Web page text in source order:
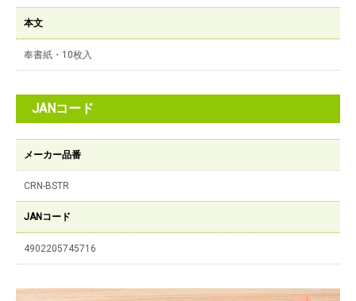
本文
奉書紙・10枚入
JANコード
メーカー品番
CRN-BSTR
JANコード
4902205745716